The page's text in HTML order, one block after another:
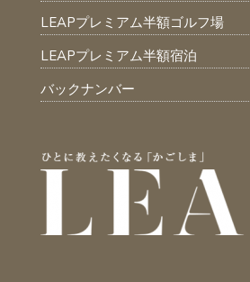
LEAPプレミアム半額ゴルフ場
LEAPプレミアム半額宿泊
バックナンバー